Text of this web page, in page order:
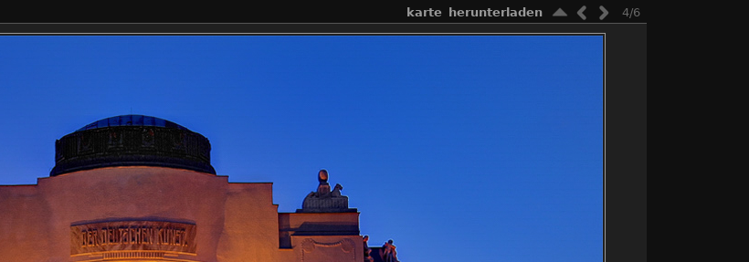
4/6
herunterladen
karte